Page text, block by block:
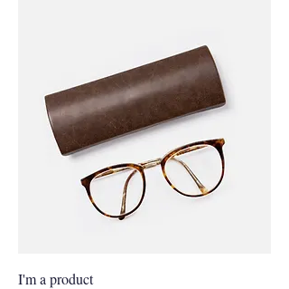
I'm a product